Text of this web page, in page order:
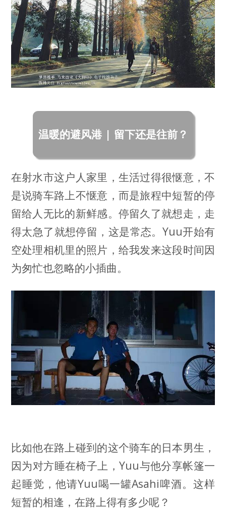
温暖的避风港 | 留下还是往前？
在射水市这户人家里，生活过得很惬意，不
是说骑车路上不惬意，而是旅程中短暂的停
留给人无比的新鲜感。停留久了就想走，走
得太急了就想停留，这是常态。Yuu开始有
空处理相机里的照片，给我发来这段时间因
为匆忙也忽略的小插曲。
比如他在路上碰到的这个骑车的日本男生，
因为对方睡在椅子上，Yuu与他分享帐篷一
起睡觉，他请Yuu喝一罐Asahi啤酒。这样
短暂的相逢，在路上得有多少呢？